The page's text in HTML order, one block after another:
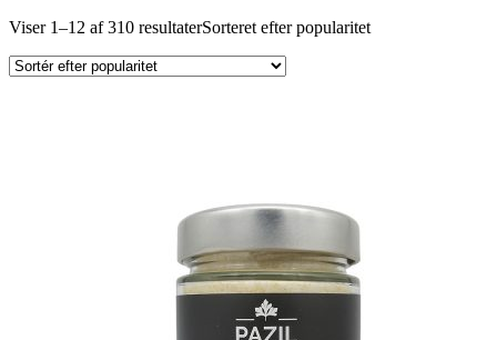
Viser 1–12 af 310 resultaterSorteret efter popularitet